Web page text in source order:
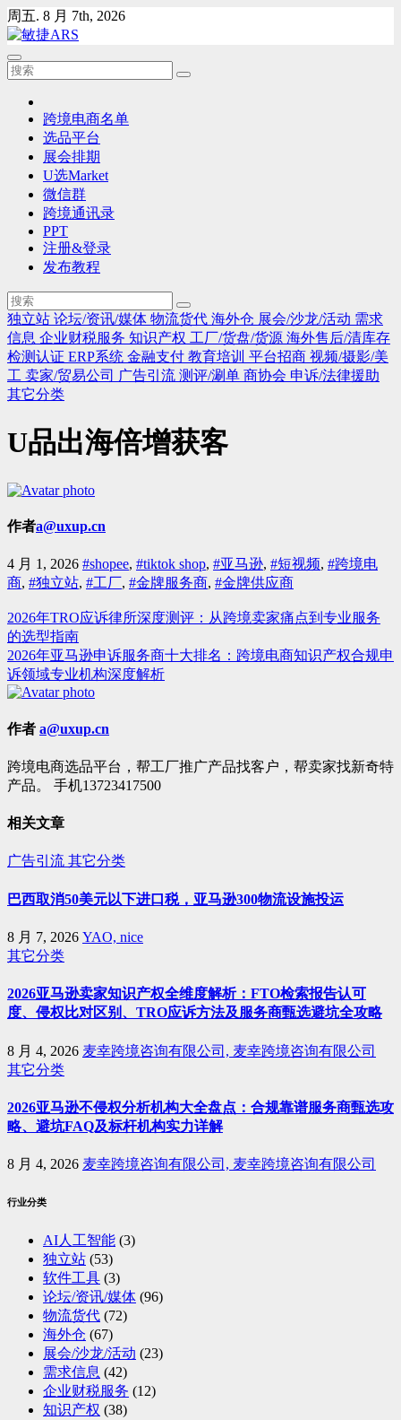
Skip
to
content
周五. 8 月 7th, 2026
跨境电商名单
选品平台
展会排期
U选Market
微信群
跨境通讯录
PPT
注册&登录
发布教程
独立站 论坛/资讯/媒体 物流货代 海外仓 展会/沙龙/活动 需求
信息 企业财税服务 知识产权 工厂/货盘/货源 海外售后/清库存
检测认证 ERP系统 金融支付 教育培训 平台招商 视频/摄影/美
工 卖家/贸易公司 广告引流 测评/涮单 商协会 申诉/法律援助
其它分类
U品出海倍增获客
作者a@uxup.cn
4 月 1, 2026 #shopee, #tiktok shop, #亚马逊, #短视频, #跨境电
商, #独立站, #工厂, #金牌服务商, #金牌供应商
文
章
导
2026年TRO应诉律所深度测评：从跨境卖家痛点到专业服务
的选型指南
2026年亚马逊申诉服务商十大排名：跨境电商知识产权合规申
诉领域专业机构深度解析
作者 a@uxup.cn
跨境电商选品平台，帮工厂推广产品找客户，帮卖家找新奇特
产品。 手机13723417500
相关文章
广告引流 其它分类
巴西取消50美元以下进口税，亚马逊300物流设施投运
8 月 7, 2026 YAO, nice
其它分类
2026亚马逊卖家知识产权全维度解析：FTO检索报告认可
度、侵权比对区别、TRO应诉方法及服务商甄选避坑全攻略
8 月 4, 2026 麦幸跨境咨询有限公司, 麦幸跨境咨询有限公司
其它分类
2026亚马逊不侵权分析机构大全盘点：合规靠谱服务商甄选攻
略、避坑FAQ及标杆机构实力详解
8 月 4, 2026 麦幸跨境咨询有限公司, 麦幸跨境咨询有限公司
行业分类
AI人工智能 (3)
独立站 (53)
软件工具 (3)
论坛/资讯/媒体 (96)
物流货代 (72)
海外仓 (67)
展会/沙龙/活动 (23)
需求信息 (42)
企业财税服务 (12)
知识产权 (38)